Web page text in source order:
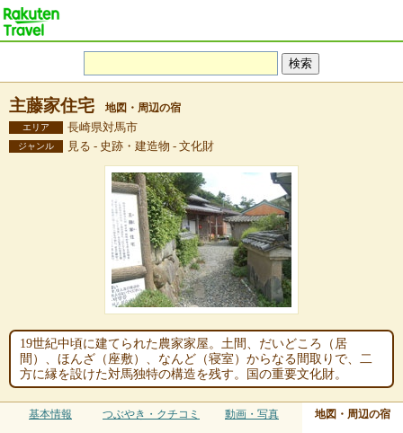
主藤家住宅 地図・周辺の宿
エリア 長崎県対馬市
ジャンル 見る - 史跡・建造物 - 文化財
19世紀中頃に建てられた農家家屋。土間、だいどころ（居
間）、ほんざ（座敷）、なんど（寝室）からなる間取りで、二
方に縁を設けた対馬独特の構造を残す。国の重要文化財。
基本情報 つぶやき・クチコミ 動画・写真 地図・周辺の宿